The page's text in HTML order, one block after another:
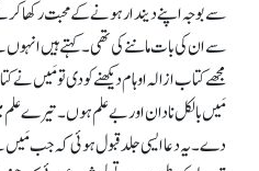
سے بوجہ اپنے دیندار ہونے کے محبت رکھا
سے ان کی بات ماننے کی تھی۔ کہتے ہیں
مجھے کتاب ازالہ اوہام دیکھنے کو دی تو مَیں نے
مَیں بالکل نادان اور بے علم ہوں۔ تیرے
دے۔ یہ دعا ایسی جلد قبول ہوئی کہ جب مَیں